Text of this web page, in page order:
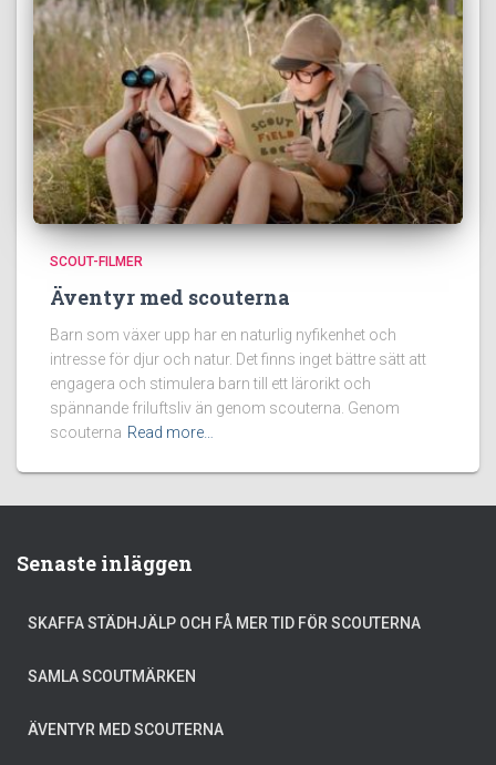
SCOUT-FILMER
Äventyr med scouterna
Barn som växer upp har en naturlig nyfikenhet och
intresse för djur och natur. Det finns inget bättre sätt att
engagera och stimulera barn till ett lärorikt och
spännande friluftsliv än genom scouterna. Genom
scouterna Read more…
Senaste inläggen
SKAFFA STÄDHJÄLP OCH FÅ MER TID FÖR SCOUTERNA
SAMLA SCOUTMÄRKEN
ÄVENTYR MED SCOUTERNA